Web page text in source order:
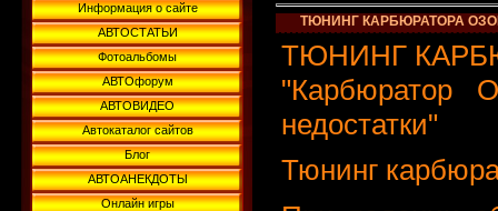
Информация о сайте
АВТОСТАТЬИ
Фотоальбомы
АВТОфорум
АВТОВИДЕО
Автокаталог сайтов
Блог
АВТОАНЕКДОТЫ
Онлайн игры
ТЮНИНГ КАРБЮРАТОРА
ТЮНИНГ
"Карбюратор
недостатки"
Тюнинг